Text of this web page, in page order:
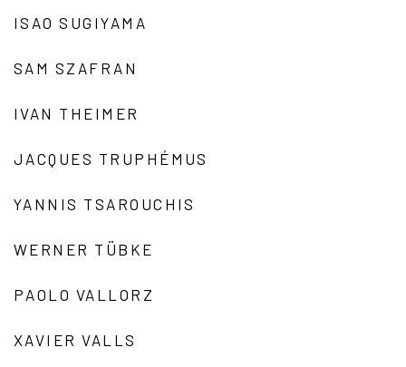
ISAO SUGIYAMA
SAM SZAFRAN
IVAN THEIMER
JACQUES TRUPHÉMUS
YANNIS TSAROUCHIS
WERNER TÜBKE
PAOLO VALLORZ
XAVIER VALLS